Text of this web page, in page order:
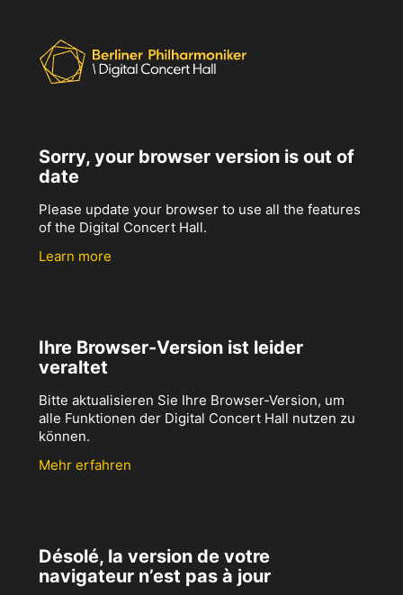
Sorry, your browser version is out of
date
Please update your browser to use all the features
of the Digital Concert Hall.
Learn more
Ihre Browser-Version ist leider
veraltet
Bitte aktualisieren Sie Ihre Browser-Version, um
alle Funktionen der Digital Concert Hall nutzen zu
können.
Mehr erfahren
Désolé, la version de votre
navigateur n’est pas à jour